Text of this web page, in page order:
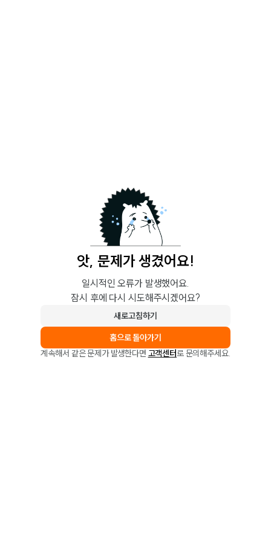
앗, 문제가 생겼어요!
일시적인 오류가 발생했어요.
잠시 후에 다시 시도해주시겠어요?
새로고침하기
홈으로 돌아가기
계속해서 같은 문제가 발생한다면 고객센터로 문의해주세요.